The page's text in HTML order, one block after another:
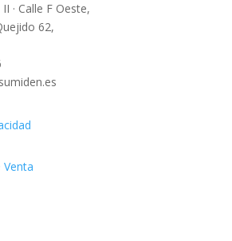
· Calle F Oeste,
62,
Venta